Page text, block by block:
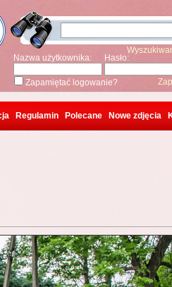
Nazwa użytkownika:
Hasło:
Zapamiętać logowanie?
Regulamin Polecane Nowe zdjęcia